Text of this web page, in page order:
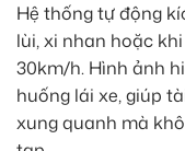
Hệ thống tự động
lùi, xi nhan hoặc
30km/h. Hình ảnh
huống lái xe, giúp
xung quanh mà